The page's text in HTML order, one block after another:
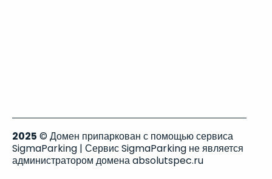
2025 © Домен припаркован с помощью сервиса
SigmaParking | Сервис SigmaParking не является
администратором домена absolutspec.ru